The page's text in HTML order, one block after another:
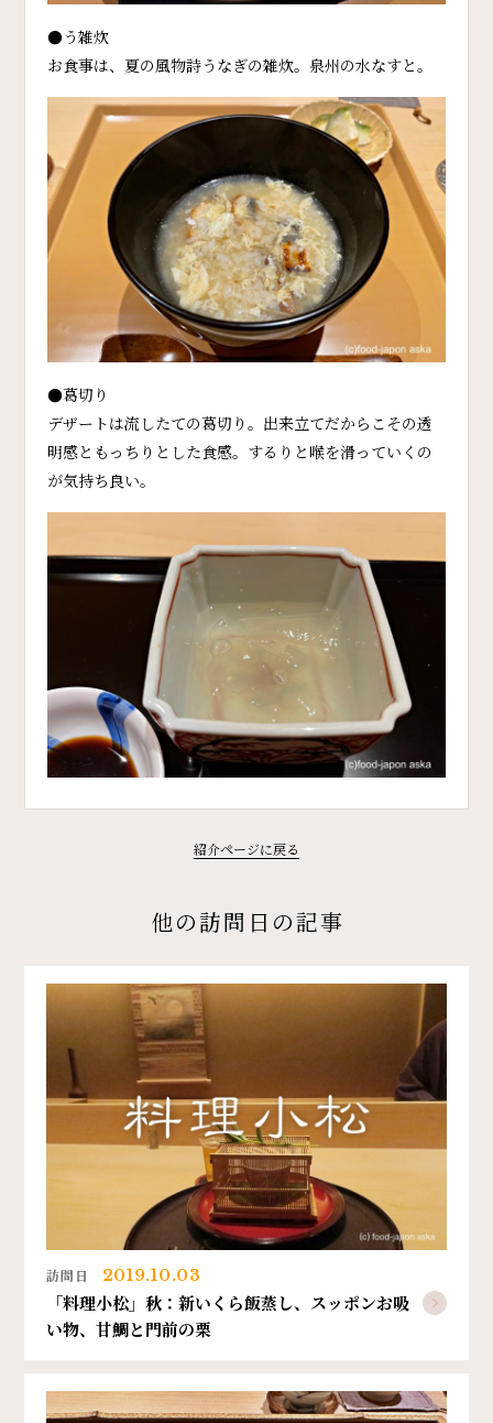
●う雑炊
お食事は、夏の風物詩うなぎの雑炊。泉州の水なすと。
●葛切り
デザートは流したての葛切り。出来立てだからこその透
明感ともっちりとした食感。するりと喉を滑っていくの
が気持ち良い。
紹介ページに戻る
他の訪問日の記事
訪問日 2019.10.03
「料理小松」秋：新いくら飯蒸し、スッポンお吸
い物、甘鯛と門前の栗